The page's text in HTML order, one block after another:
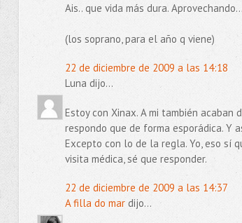
Ais.. que vida más dura.
(los soprano, para el año q viene)
22 de diciembre de 2009 a las 14:18
Luna dijo...
Estoy con Xinax. A mi también acaban
respondo que de forma esporádica. Y
Excepto con lo de la regla. Yo, eso sí
visita médica, sé que responder.
22 de diciembre de 2009 a las 14:37
A filla do mardijo...